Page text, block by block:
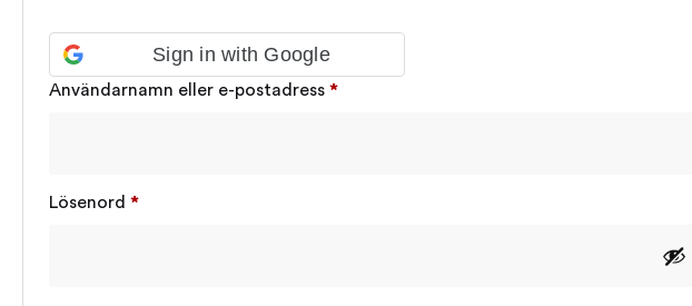
Sign in with Google
Användarnamn eller e-postadress *
Lösenord *